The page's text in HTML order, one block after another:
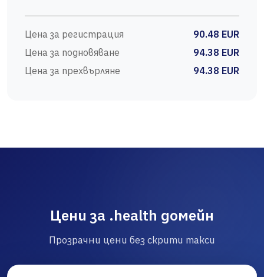
Цена за регистрация
90.48 EUR
Цена за подновяване
94.38 EUR
Цена за прехвърляне
94.38 EUR
Цени за .health домейн
Прозрачни цени без скрити такси